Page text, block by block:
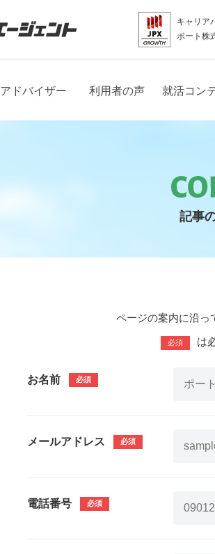
キャリア
ポート株
アドバイザー 利用者の声 就活コン
記事
ページの案内に沿っ
必須 は
お名前
メールアドレス
電話番号